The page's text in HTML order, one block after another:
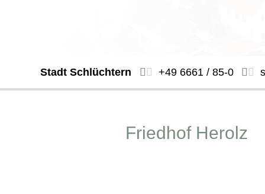
Stadt Schlüchtern +49 6661 / 85-0
Friedhof Herolz